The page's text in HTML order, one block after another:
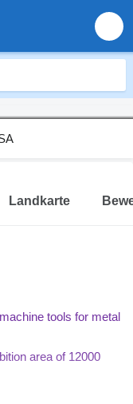
Landkarte
tools for metal
area of 12000